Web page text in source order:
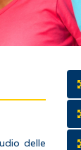
delle